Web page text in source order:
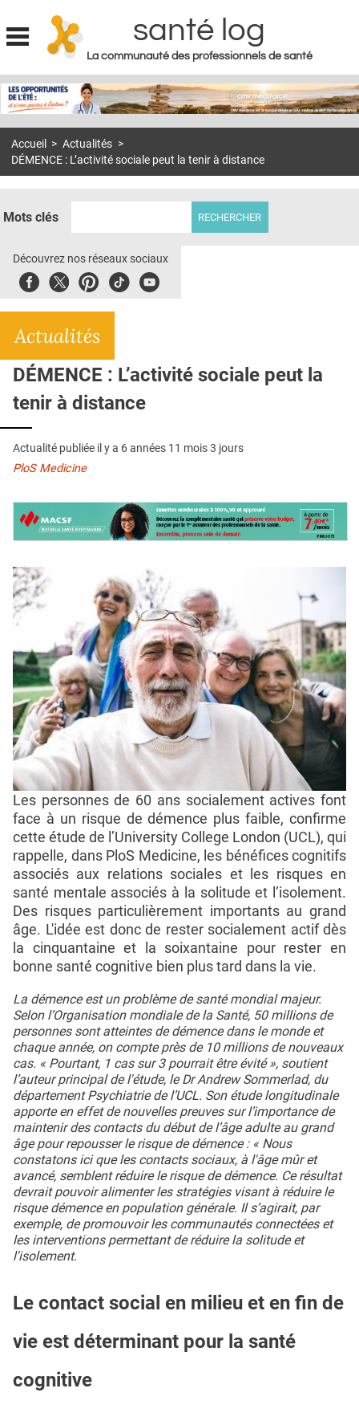
Jump to navigation
santé log
La communauté des professionnels de santé
MON COMPTE
S'ABONNER À LA REVUE SOIN À DOMICILE
DOSSIERS
E-REVUE SAD
L'APP
QUI SOMMES-NOUS ?
PUBLICITÉ
CONDITIONS GÉNÉRALES
CONTACT
Accueil > Actualités >
DÉMENCE : L’activité sociale peut la tenir à distance
Mots clés
Découvrez nos réseaux sociaux
FacebookTwitterPinterest
TiktokYoubute
Actualités
DÉMENCE : L’activité sociale peut la
tenir à distance
Actualité publiée il y a 6 années 11 mois 3 jours
PloS Medicine
Les personnes de 60 ans socialement actives font
face à un risque de démence plus faible, confirme
cette étude de l’University College London (UCL), qui
rappelle, dans PloS Medicine, les bénéfices cognitifs
associés aux relations sociales et les risques en
santé mentale associés à la solitude et l’isolement.
Des risques particulièrement importants au grand
âge. L'idée est donc de rester socialement actif dès
la cinquantaine et la soixantaine pour rester en
bonne santé cognitive bien plus tard dans la vie.
La démence est un problème de santé mondial majeur.
Selon l’Organisation mondiale de la Santé, 50 millions de
personnes sont atteintes de démence dans le monde et
chaque année, on compte près de 10 millions de nouveaux
cas. « Pourtant, 1 cas sur 3 pourrait être évité », soutient
l’auteur principal de l'étude, le Dr Andrew Sommerlad, du
département Psychiatrie de l’UCL. Son étude longitudinale
apporte en effet de nouvelles preuves sur l’importance de
maintenir des contacts du début de l’âge adulte au grand
âge pour repousser le risque de démence : « Nous
constatons ici que les contacts sociaux, à l'âge mûr et
avancé, semblent réduire le risque de démence. Ce résultat
devrait pouvoir alimenter les stratégies visant à réduire le
risque démence en population générale. Il s’agirait, par
exemple, de promouvoir les communautés connectées et
les interventions permettant de réduire la solitude et
l'isolement.
Le contact social en milieu et en fin de
vie est déterminant pour la santé
cognitive